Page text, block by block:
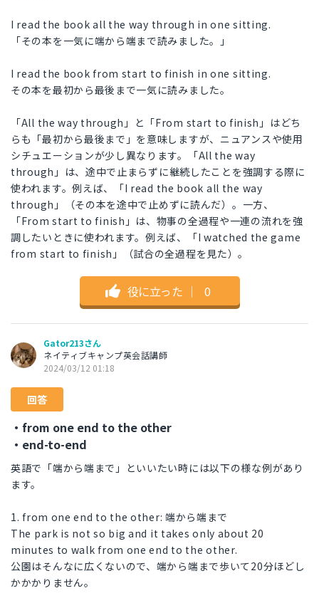
I read the book all the way through in one sitting.
「その本を一気に端から端まで読みました。」
I read the book from start to finish in one sitting.
その本を最初から最後まで一気に読みました。
「All the way through」と「From start to finish」はどち
らも「最初から最後まで」を意味しますが、ニュアンスや使用
シチュエーションが少し異なります。「All the way
through」は、途中で止まらずに継続したことを強調する際に
使われます。例えば、「I read the book all the way
through」（その本を途中で止めずに読んだ）。一方、
「From start to finish」は、物事の全過程や一連の流れを強
調したいときに使われます。例えば、「I watched the game
from start to finish」（試合の全過程を見た）。
役に立った ｜ 0
Gator213さん
ネイティブキャンプ英会話講師
2024/03/12 01:18
回答
・from one end to the other
・end-to-end
英語で「端から端まで」といいたい時には以下の様な例があり
ます。
1. from one end to the other: 端から端まで
The park is not so big and it takes only about 20
minutes to walk from one end to the other.
公園はそんなに広くないので、端から端まで歩いて20分ほどし
かかかりません。